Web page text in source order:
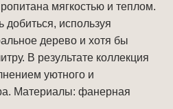
мягкостью и теплом.
добиться, используя
дерево и хотя бы
В результате коллекция
уютного и
Материалы: фанерная